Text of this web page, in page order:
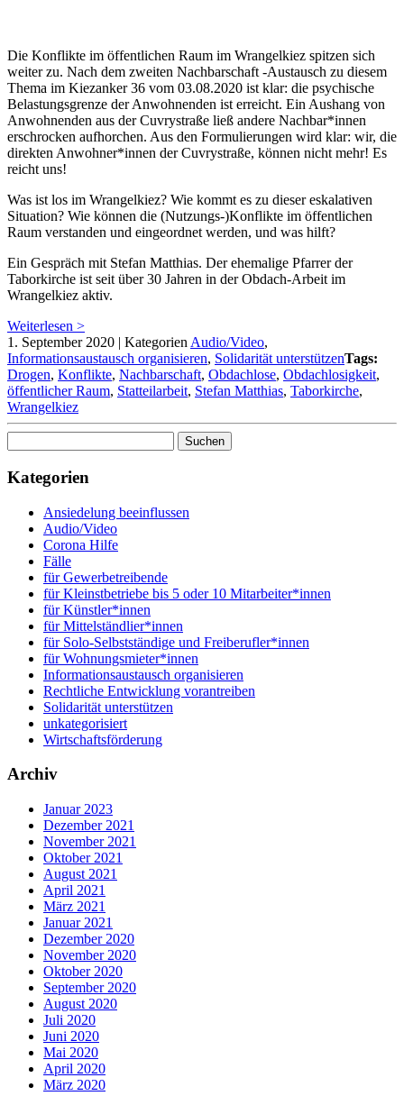
Die Konflikte im öffentlichen Raum im Wrangelkiez spitzen sich
weiter zu. Nach dem zweiten Nachbarschaft -Austausch zu diesem
Thema im Kiezanker 36 vom 03.08.2020 ist klar: die psychische
Belastungsgrenze der Anwohnenden ist erreicht. Ein Aushang von
Anwohnenden aus der Cuvrystraße ließ andere Nachbar*innen
erschrocken aufhorchen. Aus den Formulierungen wird klar: wir, die
direkten Anwohner*innen der Cuvrystraße, können nicht mehr! Es
reicht uns!
Was ist los im Wrangelkiez? Wie kommt es zu dieser eskalativen
Situation? Wie können die (Nutzungs-)Konflikte im öffentlichen
Raum verstanden und eingeordnet werden, und was hilft?
Ein Gespräch mit Stefan Matthias. Der ehemalige Pfarrer der
Taborkirche ist seit über 30 Jahren in der Obdach-Arbeit im
Wrangelkiez aktiv.
Weiterlesen >
1. September 2020 | Kategorien Audio/Video,
Informationsaustausch organisieren, Solidarität unterstützenTags:
Drogen, Konflikte, Nachbarschaft, Obdachlose, Obdachlosigkeit,
öffentlicher Raum, Statteilarbeit, Stefan Matthias, Taborkirche,
Wrangelkiez
nach:
Kategorien
Ansiedelung beeinflussen
Audio/Video
Corona Hilfe
Fälle
für Gewerbetreibende
für Kleinstbetriebe bis 5 oder 10 Mitarbeiter*innen
für Künstler*innen
für Mittelständlier*innen
für Solo-Selbstständige und Freiberufler*innen
für Wohnungsmieter*innen
Informationsaustausch organisieren
Rechtliche Entwicklung vorantreiben
Solidarität unterstützen
unkategorisiert
Wirtschaftsförderung
Archiv
Januar 2023
Dezember 2021
November 2021
Oktober 2021
August 2021
April 2021
März 2021
Januar 2021
Dezember 2020
November 2020
Oktober 2020
September 2020
August 2020
Juli 2020
Juni 2020
Mai 2020
April 2020
März 2020